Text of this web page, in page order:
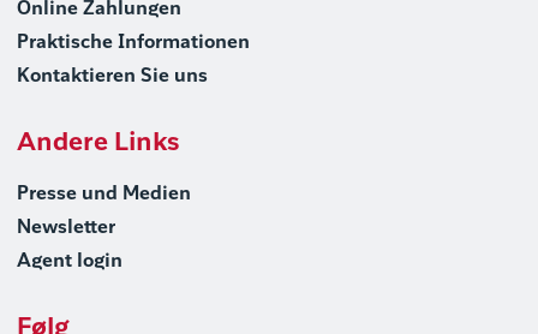
Online Zahlungen
Praktische Informationen
Kontaktieren Sie uns
Andere Links
Presse und Medien
Newsletter
Agent login
Følg